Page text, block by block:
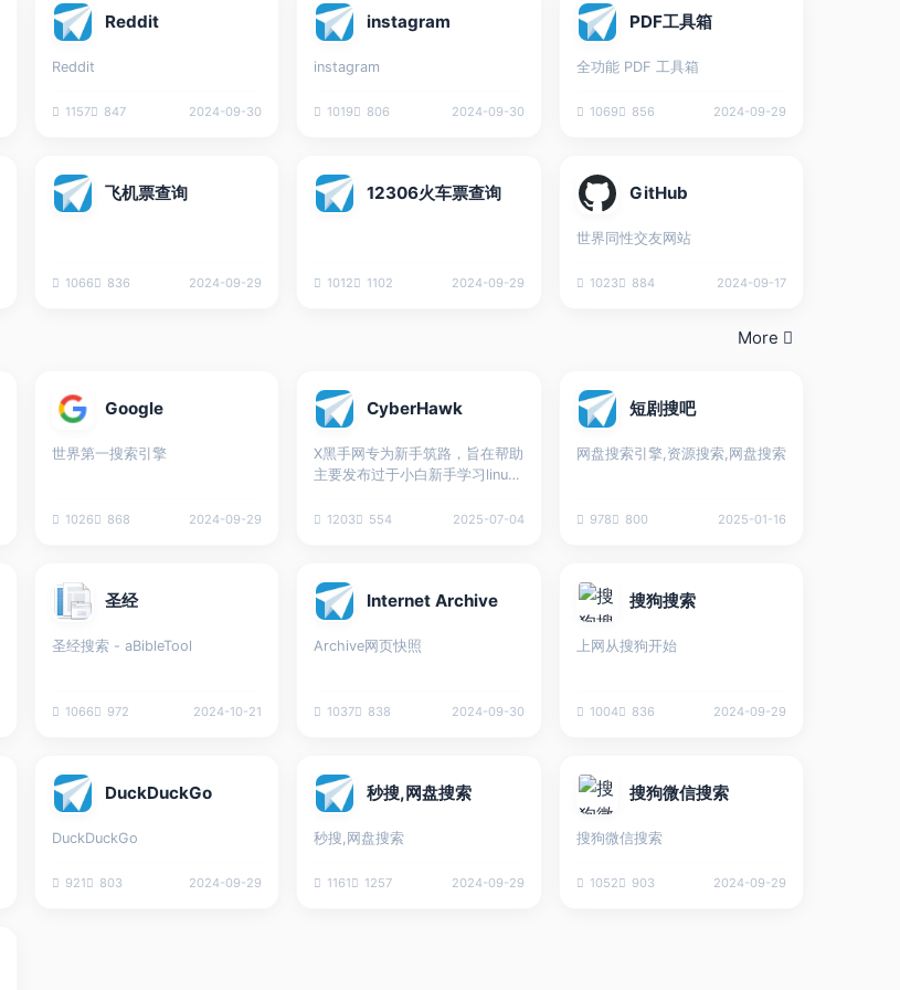
Reddit
Reddit
1157 847 2024-09-30
instagram
instagram
1019 806 2024-09-30
PDF工具箱
全功能 PDF 工具箱
1069 856 2024-09-29
飞机票查询
1066 836 2024-09-29
12306火车票查询
1012 1102 2024-09-29
GitHub
世界同性交友网站
1023 884 2024-09-17
More
Google
世界第一搜索引擎
1026 868 2024-09-29
CyberHawk
X黑手网专为新手筑路，旨在帮助
主要发布过于小白新手学习linux
和更多知识。 这个社区提供众多
这个复杂的领域！
1203 554 2025-07-04
短剧搜吧
网盘搜索引擎,资源搜索,网盘搜索
978 800 2025-01-16
圣经
圣经搜索 - aBibleTool
1066 972 2024-10-21
Internet Archive
Archive网页快照
1037 838 2024-09-30
搜狗搜索
上网从搜狗开始
1004 836 2024-09-29
DuckDuckGo
DuckDuckGo
921 803 2024-09-29
秒搜,网盘搜索
秒搜,网盘搜索
1161 1257 2024-09-29
搜狗微信搜索
搜狗微信搜索
1052 903 2024-09-29